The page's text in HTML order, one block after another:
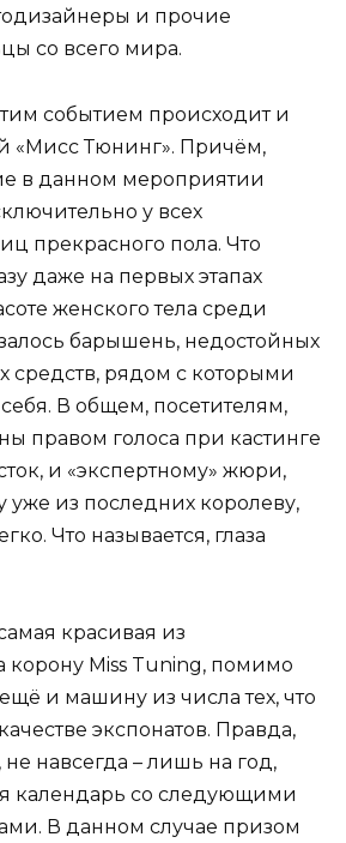
и прочие
со всего мира.
событием происходит и
«Мисс Тюнинг». Причём,
в данном мероприятии
у всех
прекрасного пола. Что
даже на первых этапах
женского тела среди
барышень, недостойных
средств, рядом с которыми
В общем, посетителям,
правом голоса при кастинге
и «экспертному» жюри,
из последних королеву,
Что называется, глаза
красивая из
корону Miss Tuning, помимо
и машину из числа тех, что
экспонатов. Правда,
навсегда – лишь на год,
календарь со следующими
В данном случае призом